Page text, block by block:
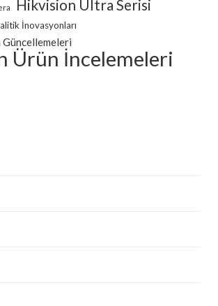
Hikvision Ultra Serisi
İnovasyonları
Güncellemeleri
Ürün İncelemeleri